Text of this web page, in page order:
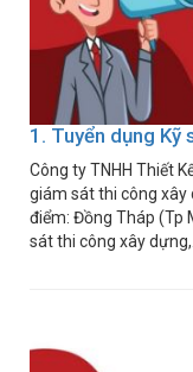
1. Tuyển dụng
Công ty TNHH Thiết
giám sát thi công xây
điểm: Đồng Tháp (Tp
sát thi công xây